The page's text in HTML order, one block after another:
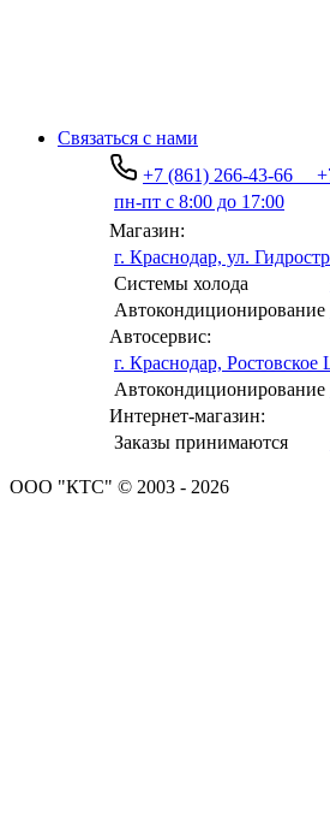
Связаться с нами
+7 (861) 266-43-66
пн-пт с 8:00 до 17:00
Магазин:
г. Краснодар, ул.
Системы холода
Автокондиционирование
Автосервис:
г. Краснодар, Ростовское
Автокондиционирование
Интернет-магазин:
Заказы принимаются
ООО "КТС" © 2003 - 2026